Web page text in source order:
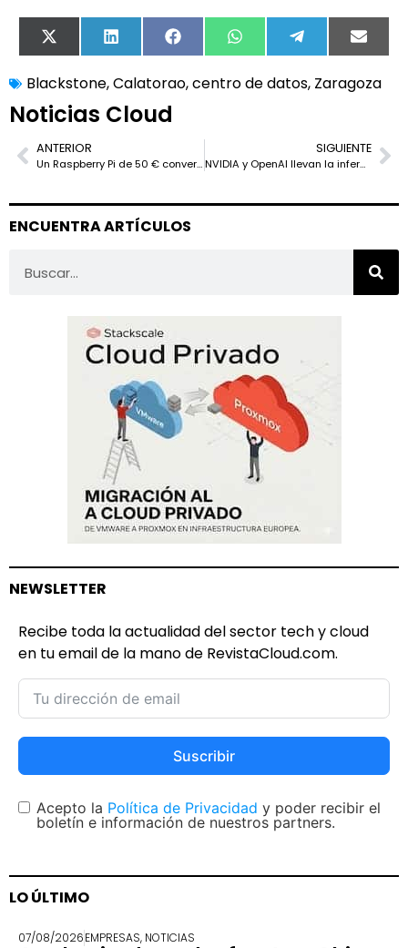
X
(Twitter)
LinkedIn FacebookWhatsApp TelegramEmail
Blackstone,Calatorao,centro de datos, Zaragoza
Noticias Cloud
ANTERIOR
Un Raspberry Pi de 50 € convertido en un cloud privado de nivel empresarial con OpenNebula
SIGUIENTE
NVIDIA y OpenAI llevan la inferencia a 1,5 millones de tokens por segundo con los modelos gpt-oss sobre la arquitectura Blackwell
ENCUENTRA ARTÍCULOS
NEWSLETTER
Recibe toda la actualidad del sector tech y cloud
en tu email de la mano de RevistaCloud.com.
Suscribir
Acepto la Política de Privacidad y poder recibir el
boletín e información de nuestros partners.
LO ÚLTIMO
07/08/2026EMPRESAS, NOTICIAS